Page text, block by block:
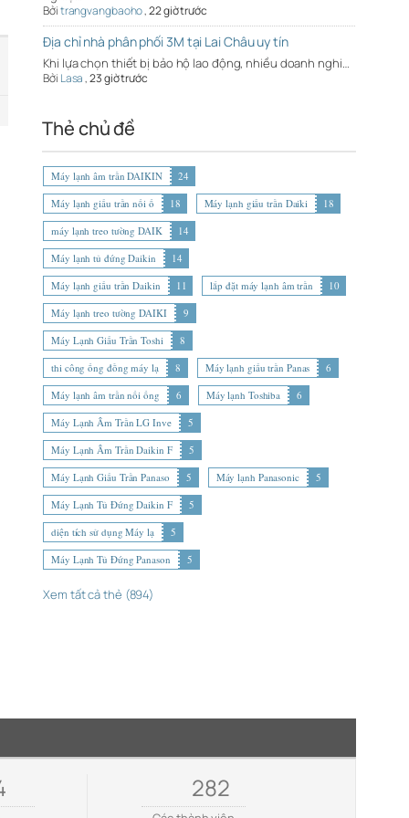
Bởitrangvangbaoho,22 giờ trước
Địa chỉ nhà phân phối 3M tại Lai Châu uy tín
Khi lựa chọn thiết bị bảo hộ lao động, nhiều doanh nghi…
Bởi Lasa,23 giờ trước
Thẻ chủ đề
Máy lạnh âm trần DAIKIN
24
Máy lạnh giấu trần nối ố
18 Máy lạnh giấu trần Daiki
18
máy lạnh treo tường DAIK
14
Máy lạnh tủ đứng Daikin
14
Máy lạnh giấu trần Daikin
11 lắp đặt máy lạnh âm trần
10
Máy lạnh treo tường DAIKI
9
Máy Lạnh Giấu Trần Toshi
8
thi công ống đồng máy lạ
8 Máy lạnh giấu trần Panas
6
Máy lạnh âm trần nối ống
6 Máy lạnh Toshiba
6
Máy Lạnh Âm Trần LG Inve
5
Máy Lạnh Âm Trần Daikin F
5
Máy Lạnh Giấu Trần Panaso
5 Máy lạnh Panasonic
5
Máy Lạnh Tủ Đứng Daikin F
5
diện tích sử dụng Máy lạ
5
Máy Lạnh Tủ Đứng Panason
5
Xem tất cả thẻ (894)
282